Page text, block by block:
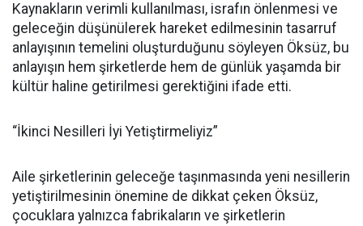
Kaynakların verimli kullanılması, israfın önlenmesi ve
geleceğin düşünülerek hareket edilmesinin tasarruf
anlayışının temelini oluşturduğunu söyleyen Öksüz, bu
anlayışın hem şirketlerde hem de günlük yaşamda bir
kültür haline getirilmesi gerektiğini ifade etti.
“İkinci Nesilleri İyi Yetiştirmeliyiz”
Aile şirketlerinin geleceğe taşınmasında yeni nesillerin
yetiştirilmesinin önemine de dikkat çeken Öksüz,
çocuklara yalnızca fabrikaların ve şirketlerin